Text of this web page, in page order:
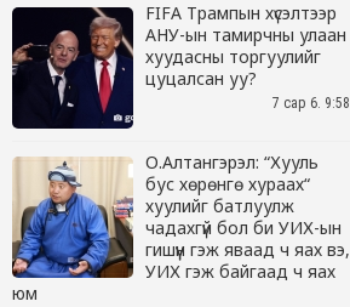
FIFA Трампын хүсэлтээр
АНУ-ын тамирчны улаан
хуудасны торгуулийг
цуцалсан уу?
7 сар 6. 9:58
О.Алтангэрэл: “Хууль
бус хөрөнгө хураах“
хуулийг батлуулж
чадахгүй бол би УИХ-ын
гишүүн гэж яваад ч яах вэ,
УИХ гэж байгаад ч яах
юм